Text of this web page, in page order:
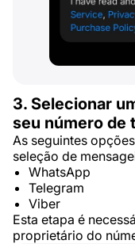
3. Selecionar
seu número de
As seguintes
seleção de
WhatsApp
Telegram
Viber
Esta etapa é
proprietário do